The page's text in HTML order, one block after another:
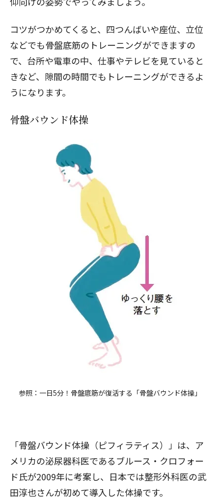
コツがつかめてくると、四つんばいや座位、立位
などでも骨盤底筋のトレーニングができますの
で、台所や電車の中、仕事やテレビを見ていると
きなど、隙間の時間でもトレーニングができるよ
うになります。
骨盤バウンド体操
参照： 一日5分！骨盤底筋が復活する「骨盤バウンド体操」
「骨盤バウンド体操（ピフィラティス）」は、ア
メリカの泌尿器科医であるブルース・クロフォー
ド氏が2009年に考案し、日本では整形外科医の武
田淳也さんが初めて導入した体操です。
閉じる